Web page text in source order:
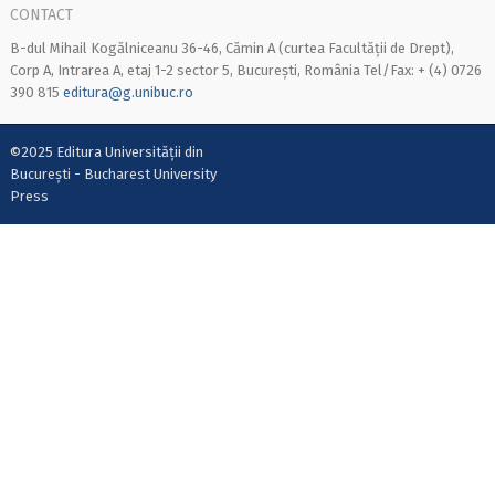
CONTACT
B-dul Mihail Kogălniceanu 36-46, Cămin A (curtea Facultății de Drept),
Corp A, Intrarea A, etaj 1-2 sector 5, București, România Tel/Fax: + (4) 0726
390 815 editura@g.unibuc.ro
©2025 Editura Universității din
București - Bucharest University
Press